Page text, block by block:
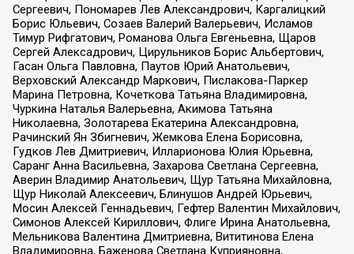
Сергеевич, Пономарев Лев Александрович, Каргалицкий
Борис Юльевич, Созаев Валерий Валерьевич, Исламов
Тимур Рифгатович, Романова Ольга Евгеньевна, Щаров
Сергей Алексадрович, Цирульников Борис Альбертович,
Гасан Ольга Павловна, Паутов Юрий Анатольевич,
Верховский Александр Маркович, Пислакова-Паркер
Марина Петровна, Кочеткова Татьяна Владимировна,
Чуркина Наталья Валерьевна, Акимова Татьяна
Николаевна, Золотарева Екатерина Александровна,
Рачинский Ян Збигневич, Жемкова Елена Борисовна,
Гудков Лев Дмитриевич, Илларионова Юлия Юрьевна,
Саранг Анна Васильевна, Захарова Светлана Сергеевна,
Аверин Владимир Анатольевич, Щур Татьяна Михайловна,
Щур Николай Алексеевич, Блинушов Андрей Юрьевич,
Мосин Алексей Геннадьевич, Гефтер Валентин Михайлович,
Симонов Алексей Кириллович, Флиге Ирина Анатольевна,
Мельникова Валентина Дмитриевна, Вититинова Елена
Владимировна, Баженова Светлана Куприяновна,